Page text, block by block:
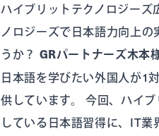
ハイブリットテクノロジー
ノロジーズで日本語力向上
うか？ GRパートナーズ木本
日本語を学びたい外国人が1
供しています。 今回、ハイ
している日本語習得に、IT